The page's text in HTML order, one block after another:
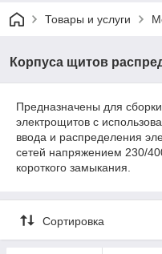
Товары и услуги
Корпуcа щитов
Предназначены для
электрощитов с
ввода и распределения
сетей напряжением 230/
короткого замыкания.
Сортировка